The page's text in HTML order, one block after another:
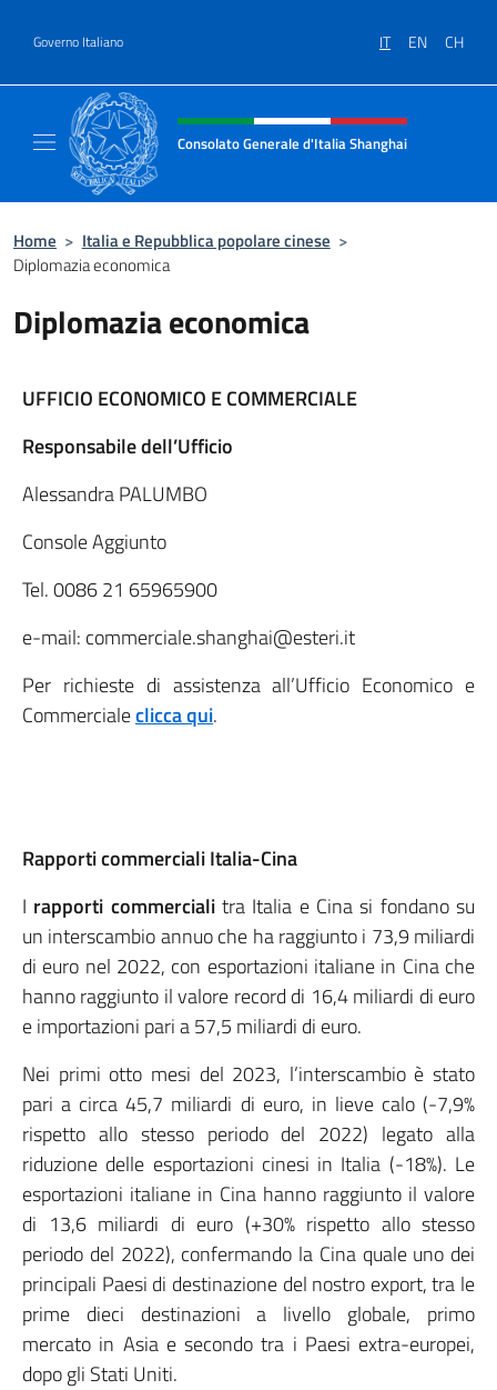
Governo Italiano IT EN CH
Intestazione sito, social e menù
Consolato Generale d'Italia Shanghai
Home > Italia e Repubblica popolare cinese >
Diplomazia economica
Diplomazia economica
UFFICIO ECONOMICO E COMMERCIALE
Responsabile dell’Ufficio
Alessandra PALUMBO
Console Aggiunto
Tel. 0086 21 65965900
e-mail: commerciale.shanghai@esteri.it
Per richieste di assistenza all’Ufficio Economico e
Commercialeclicca qui.
Rapporti commerciali Italia-Cina
I rapporti commercialitra Italia e Cina si fondano su
un interscambio annuo che ha raggiunto i 73,9 miliardi
di euro nel 2022, con esportazioni italiane in Cina che
hanno raggiunto il valore record di 16,4 miliardi di euro
e importazioni pari a 57,5 miliardi di euro.
Nei primi otto mesi del 2023, l’interscambio è stato
pari a circa 45,7 miliardi di euro, in lieve calo (-7,9%
rispetto allo stesso periodo del 2022) legato alla
riduzione delle esportazioni cinesi in Italia (-18%). Le
esportazioni italiane in Cina hanno raggiunto il valore
di 13,6 miliardi di euro (+30% rispetto allo stesso
periodo del 2022), confermando la Cina quale uno dei
principali Paesi di destinazione del nostro export, tra le
prime dieci destinazioni a livello globale, primo
mercato in Asia e secondo tra i Paesi extra-europei,
dopo gli Stati Uniti.